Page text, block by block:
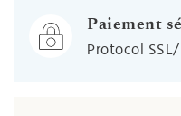
Paiement
Protocol